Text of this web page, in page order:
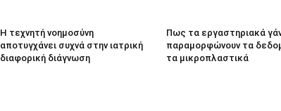
Η τεχνητή νοημοσύνη
αποτυγχάνει συχνά στην ιατρική
διαφορική διάγνωση
Πως τα εργαστηριακά
παραμορφώνουν τα
τα μικροπλαστικά